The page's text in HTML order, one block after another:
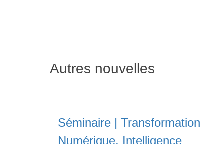
Autres nouvelles
Séminaire | Transformation
Numérique, Intelligence